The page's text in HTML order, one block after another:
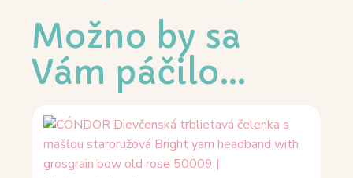
Možno by sa
Vám páčilo…